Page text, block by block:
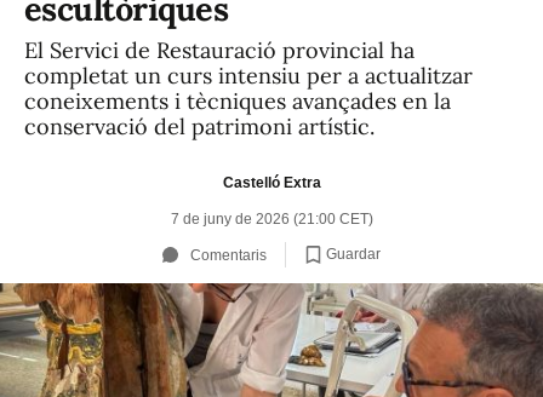
escultòriques
El Servici de Restauració provincial ha
completat un curs intensiu per a actualitzar
coneixements i tècniques avançades en la
conservació del patrimoni artístic.
Castelló Extra
7 de juny de 2026 (21:00 CET)
Comentaris Guardar